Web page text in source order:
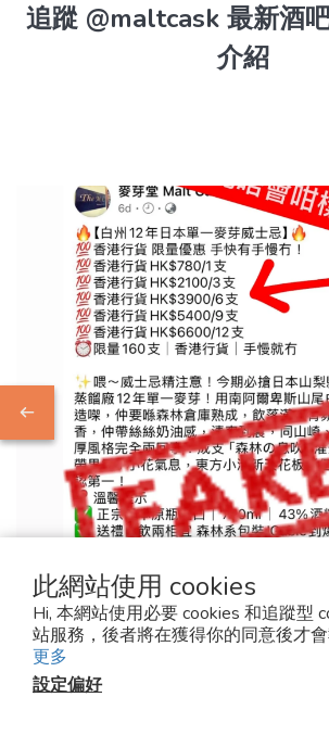
此網站使用 cookies
Hi, 本網站使用必要 cookies 和追蹤型
站服務，後者將在獲得你的同意後才會
更多
設定偏好
追蹤 @maltcask 最新酒
介紹
2025-10-15